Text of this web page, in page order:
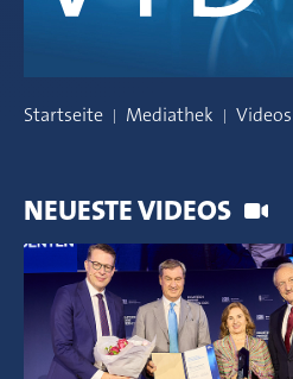
Startseite Mediathek Videos
NEUESTE VIDEOS